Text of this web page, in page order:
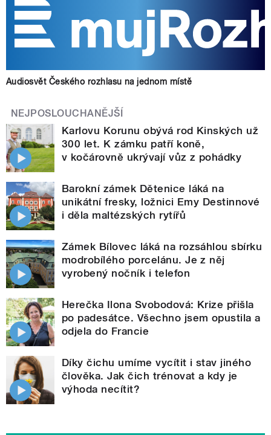
Audiosvět Českého rozhlasu na jednom místě
NEJPOSLOUCHANĚJŠÍ
Karlovu Korunu obývá rod Kinských už
300 let. K zámku patří koně,
v kočárovně ukrývají vůz z pohádky
Barokní zámek Dětenice láká na
unikátní fresky, ložnici Emy Destinnové
i děla maltézských rytířů
Zámek Bílovec láká na rozsáhlou sbírku
modrobílého porcelánu. Je z něj
vyrobený nočník i telefon
Herečka Ilona Svobodová: Krize přišla
po padesátce. Všechno jsem opustila a
odjela do Francie
Díky čichu umíme vycítit i stav jiného
člověka. Jak čich trénovat a kdy je
výhoda necítit?